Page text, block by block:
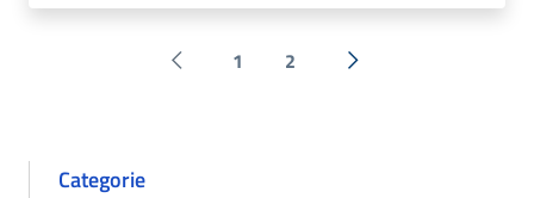
Pagina precedente
1 2 Successiva »
Categorie